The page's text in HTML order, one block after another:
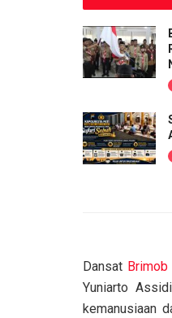
Dansat
Yuniarto
kemanusiaan